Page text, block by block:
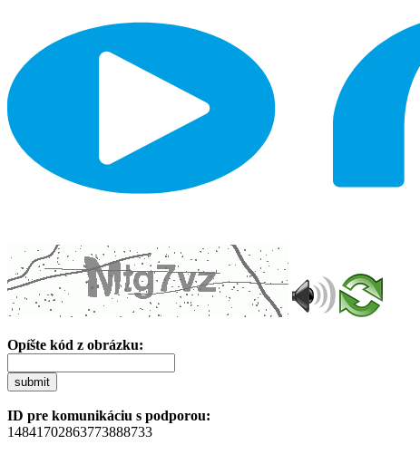
Opíšte kód z obrázku:
submit
ID pre komunikáciu s podporou:
14841702863773888733